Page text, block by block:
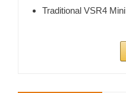
Traditional VSR4 Mini